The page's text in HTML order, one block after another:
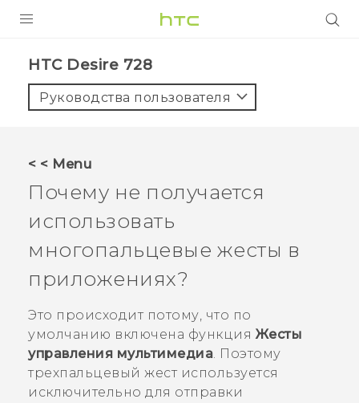
5G
VIVERSE
ПОДДЕРЖКА
HTC Desire 728‎
Руководства пользователя
< < Menu
Почему не получается
использовать
многопальцевые жесты в
приложениях?
Это происходит потому, что по
умолчанию включена функция Жесты
управления мультимедиа. Поэтому
трехпальцевый жест используется
исключительно для отправки